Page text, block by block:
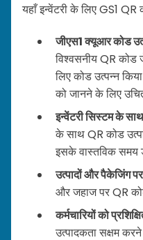
यहाँ इन्वेंटरी के लिए GS1
जीएस1 क्यूआर कोड
विश्वसनीय QR कोड
लिए कोड उत्पन्न
को जानने के लिए
इन्वेंटरी सिस्टम के
के साथ QR कोड
इसके वास्तविक समय
उत्पादों और पैकेजिंग
और जहाज पर QR
कर्मचारियों को
उत्पादकता सक्षम